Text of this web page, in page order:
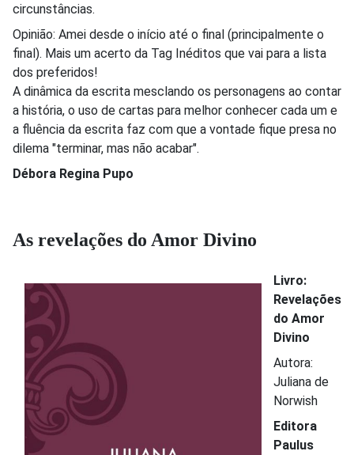
circunstâncias.
Opinião: Amei desde o início até o final (principalmente o
final). Mais um acerto da Tag Inéditos que vai para a lista
dos preferidos!
A dinâmica da escrita mesclando os personagens ao contar
a história, o uso de cartas para melhor conhecer cada um e
a fluência da escrita faz com que a vontade fique presa no
dilema "terminar, mas não acabar".
Débora Regina Pupo
As revelações do Amor Divino
Livro:
Revelações
do Amor
Divino
Autora:
Juliana de
Norwish
Editora
Paulus